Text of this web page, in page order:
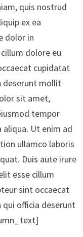
quis nostrud
ex ea
dolor in
dolore eu
cupidatat
deserunt mollit
sit amet,
tempor
Ut enim ad
ullamco laboris
Duis aute irure
esse cillum
sint occaecat
officia deserunt